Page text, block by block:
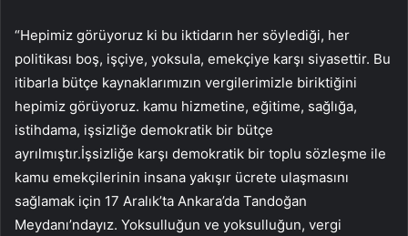
“Hepimiz görüyoruz ki bu iktidarın her söylediği, her
politikası boş, işçiye, yoksula, emekçiye karşı siyasettir. Bu
itibarla bütçe kaynaklarımızın vergilerimizle biriktiğini
hepimiz görüyoruz. kamu hizmetine, eğitime, sağlığa,
istihdama, işsizliğe demokratik bir bütçe
ayrılmıştır.İşsizliğe karşı demokratik bir toplu sözleşme ile
kamu emekçilerinin insana yakışır ücrete ulaşmasını
sağlamak için 17 Aralık’ta Ankara’da Tandoğan
Meydanı’ndayız. Yoksulluğun ve yoksulluğun, vergi